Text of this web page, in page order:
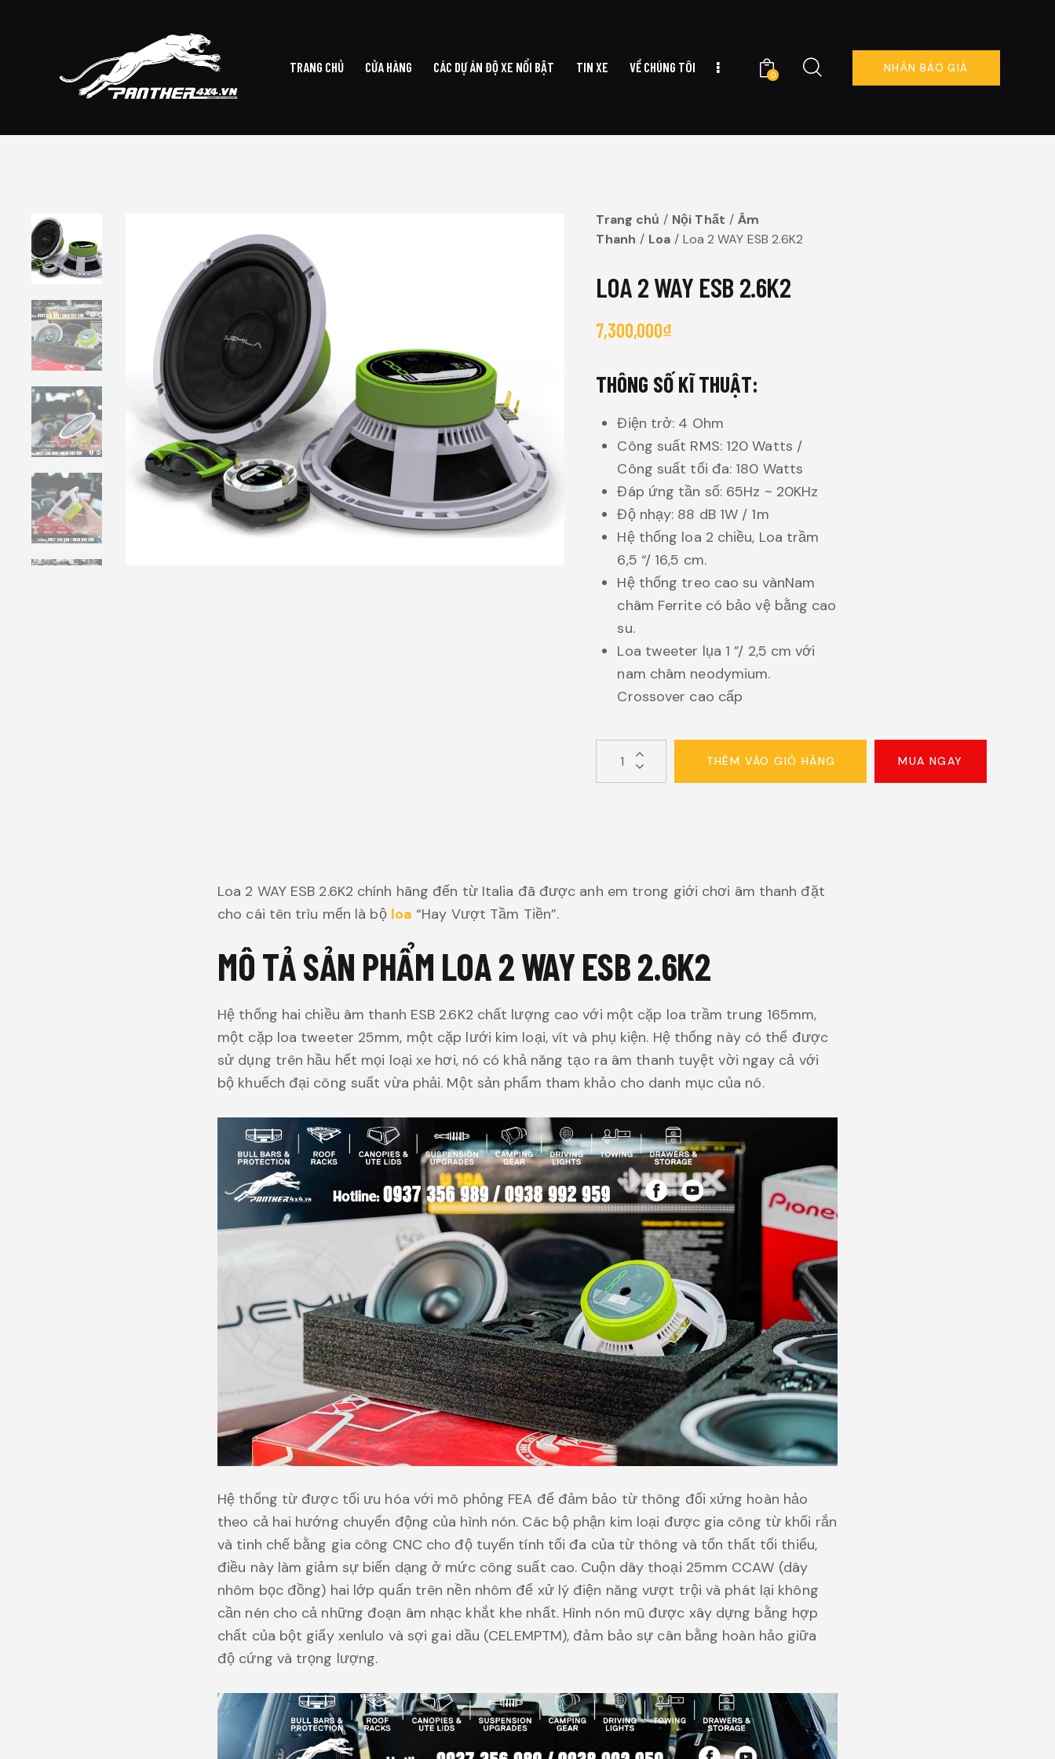
TRANG CHỦ CỬA HÀNG CÁC DỰ ÁN ĐỘ XE NỔI BẬT TIN XE VỀ CHÚNG TÔI
0
NHẬN BÁO GIÁ
Trang chủ Nội Thất
Âm
Thanh
Loa Loa 2 WAY ESB 2.6K2
LOA 2 WAY ESB 2.6K2
7,300,000₫
THÔNG SỐ KĨ THUẬT:
Điện trở: 4 Ohm
Công suất RMS: 120 Watts /
Công suất tối đa: 180 Watts
Đáp ứng tần số: 65Hz ~ 20KHz
Độ nhạy: 88 dB 1W / 1m
Hệ thống loa 2 chiều, Loa trầm
6,5 “/ 16,5 cm.
Hệ thống treo cao su vànNam
châm Ferrite có bảo vệ bằng cao
su.
Loa tweeter lụa 1 ”/ 2,5 cm với
nam châm neodymium.
Crossover cao cấp
THÊM VÀO GIỎ HÀNG MUA NGAY
Loa 2 WAY ESB 2.6K2 chính hãng đến từ Italia đã được anh em trong giới chơi âm thanh đặt
cho cái tên trìu mến là bộ loa “Hay Vượt Tầm Tiền”.
MÔ TẢ SẢN PHẨM LOA 2 WAY ESB 2.6K2
Hệ thống hai chiều âm thanh ESB 2.6K2 chất lượng cao với một cặp loa trầm trung 165mm,
một cặp loa tweeter 25mm, một cặp lưới kim loại, vít và phụ kiện. Hệ thống này có thể được
sử dụng trên hầu hết mọi loại xe hơi, nó có khả năng tạo ra âm thanh tuyệt vời ngay cả với
bộ khuếch đại công suất vừa phải. Một sản phẩm tham khảo cho danh mục của nó.
Hệ thống từ được tối ưu hóa với mô phỏng FEA để đảm bảo từ thông đối xứng hoàn hảo
theo cả hai hướng chuyển động của hình nón. Các bộ phận kim loại được gia công từ khối rắn
và tinh chế bằng gia công CNC cho độ tuyến tính tối đa của từ thông và tổn thất tối thiểu,
điều này làm giảm sự biến dạng ở mức công suất cao. Cuộn dây thoại 25mm CCAW (dây
nhôm bọc đồng) hai lớp quấn trên nền nhôm để xử lý điện năng vượt trội và phát lại không
cần nén cho cả những đoạn âm nhạc khắt khe nhất. Hình nón mũ được xây dựng bằng hợp
chất của bột giấy xenlulo và sợi gai dầu (CELEMPTM), đảm bảo sự cân bằng hoàn hảo giữa
độ cứng và trọng lượng.